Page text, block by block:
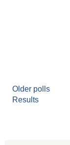
Older polls
Results